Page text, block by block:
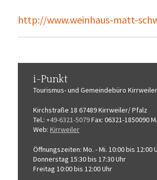
http://www.weinhaus-matt-
i-Punkt
Tourismus-und Gemeindebüro Kirrweiler
Kirchstraße 18 67489 Kirrweiler/ Pfalz
Tel.: +49-6321-5079Fax: 06321-1850090
Web: Kirrweiler
Öffnungszeiten: Mo. - Mi. 10:00 bis 12:00
Donnerstag 15:30 bis 17:30 Uhr
Freitag 10:00 bis 12:00 Uhr